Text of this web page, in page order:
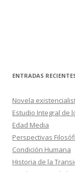
ENTRADAS
Novela
Estudio Integral de
Edad Media
Perspectivas
Condición Humana
Historia de la